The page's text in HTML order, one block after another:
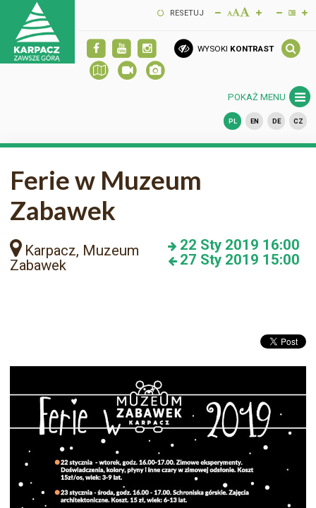
RESETUJ
WYSOKI KONTRAST
POKAŻ MENU
PL EN DE CZ
Ferie w Muzeum
Zabawek
Karpacz, Muzeum
Zabawek
22 Sty 2019 16:00
27 Sty 2019 15:00